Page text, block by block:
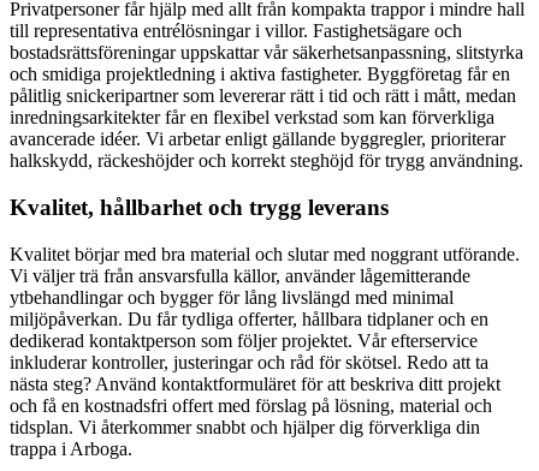
Privatpersoner får hjälp med allt från kompakta trappor i mindre hall
till representativa entrélösningar i villor. Fastighetsägare och
bostadsrättsföreningar uppskattar vår säkerhetsanpassning, slitstyrka
och smidiga projektledning i aktiva fastigheter. Byggföretag får en
pålitlig snickeripartner som levererar rätt i tid och rätt i mått, medan
inredningsarkitekter får en flexibel verkstad som kan förverkliga
avancerade idéer. Vi arbetar enligt gällande byggregler, prioriterar
halkskydd, räckeshöjder och korrekt steghöjd för trygg användning.
Kvalitet, hållbarhet och trygg leverans
Kvalitet börjar med bra material och slutar med noggrant utförande.
Vi väljer trä från ansvarsfulla källor, använder lågemitterande
ytbehandlingar och bygger för lång livslängd med minimal
miljöpåverkan. Du får tydliga offerter, hållbara tidplaner och en
dedikerad kontaktperson som följer projektet. Vår efterservice
inkluderar kontroller, justeringar och råd för skötsel. Redo att ta
nästa steg? Använd kontaktformuläret för att beskriva ditt projekt
och få en kostnadsfri offert med förslag på lösning, material och
tidsplan. Vi återkommer snabbt och hjälper dig förverkliga din
trappa i Arboga.